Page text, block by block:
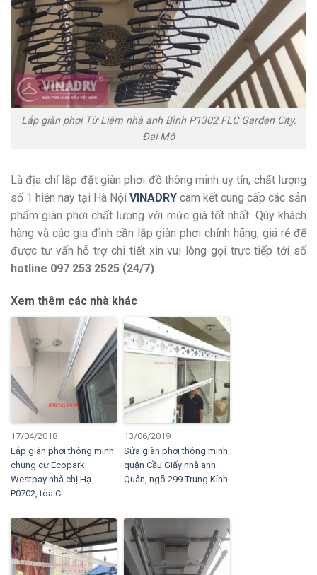
Lắp giàn phơi Từ Liêm nhà anh Bình P1302 FLC Garden City,
Đại Mỗ
Là địa chỉ lắp đặt giàn phơi đồ thông minh uy tín, chất lượng
số 1 hiện nay tại Hà Nội VINADRY cam kết cung cấp các sản
phẩm giàn phơi chất lượng với mức giá tốt nhất. Qúy khách
hàng và các gia đình cần lắp giàn phơi chính hãng, giá rẻ để
được tư vấn hỗ trợ chi tiết xin vui lòng gọi trực tiếp tới số
hotline 097 253 2525 (24/7).
Xem thêm các nhà khác
17/04/2018
Lắp giàn phơi thông minh
chung cư Ecopark
Westpay nhà chị Hạ
P0702, tòa C
13/06/2019
Sửa giàn phơi thông minh
quận Cầu Giấy nhà anh
Quân, ngõ 299 Trung Kính